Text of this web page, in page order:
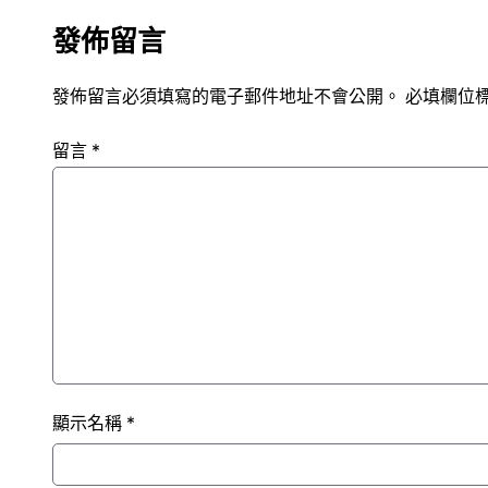
發佈留言
發佈留言必須填寫的電子郵件地址不會公開。 必填欄位
留言 *
顯示名稱 *